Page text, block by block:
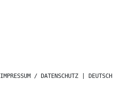
IMPRESSUM / DATENSCHUTZ DEUTSCH